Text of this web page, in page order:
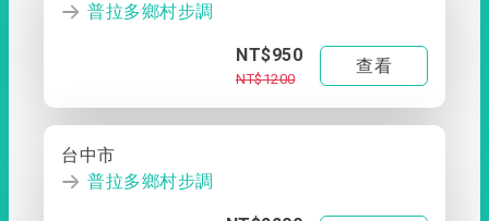
普拉多鄉村步調
NT$950
NT$1200
查看
台中市
普拉多鄉村步調